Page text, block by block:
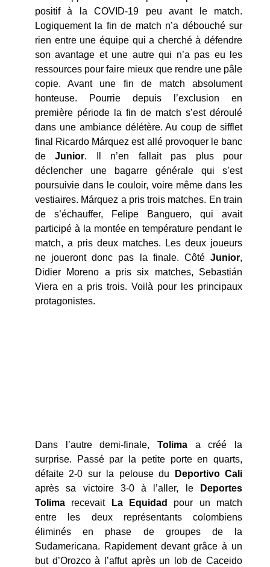
positif à la COVID-19 peu avant le match.
Logiquement la fin de match n’a débouché sur
rien entre une équipe qui a cherché à défendre
son avantage et une autre qui n’a pas eu les
ressources pour faire mieux que rendre une pâle
copie. Avant une fin de match absolument
honteuse. Pourrie depuis l’exclusion en
première période la fin de match s’est déroulé
dans une ambiance délétère. Au coup de sifflet
final Ricardo Márquez est allé provoquer le banc
deJunior. Il n’en fallait pas plus pour
déclencher une bagarre générale qui s’est
poursuivie dans le couloir, voire même dans les
vestiaires. Márquez a pris trois matches. En train
de s’échauffer, Felipe Banguero, qui avait
participé à la montée en température pendant le
match, a pris deux matches. Les deux joueurs
ne joueront donc pas la finale. Côté Junior,
Didier Moreno a pris six matches, Sebastián
Viera en a pris trois. Voilà pour les principaux
protagonistes.
Dans l’autre demi-finale, Tolima a créé la
surprise. Passé par la petite porte en quarts,
défaite 2-0 sur la pelouse du
Deportivo Cali
après sa victoire 3-0 à l’aller, le
Deportes
Tolima recevait La Equidad
pour un match
entre les deux représentants colombiens
éliminés en phase de groupes de la
Sudamericana. Rapidement devant grâce à un
but d’Orozco à l’affut après un lob de Caceido